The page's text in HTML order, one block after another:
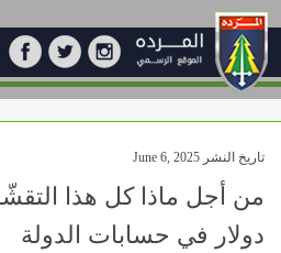
تاريخ النشر June 6, 2025
دولار في حسابات الدولة